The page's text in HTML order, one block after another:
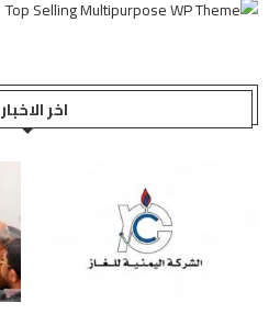
اخر الاخبار